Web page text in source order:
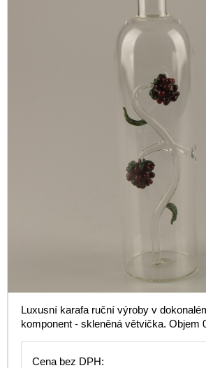
Luxusní karafa ruční výroby v
komponent - skleněná větvička. Objem
Cena bez DPH: